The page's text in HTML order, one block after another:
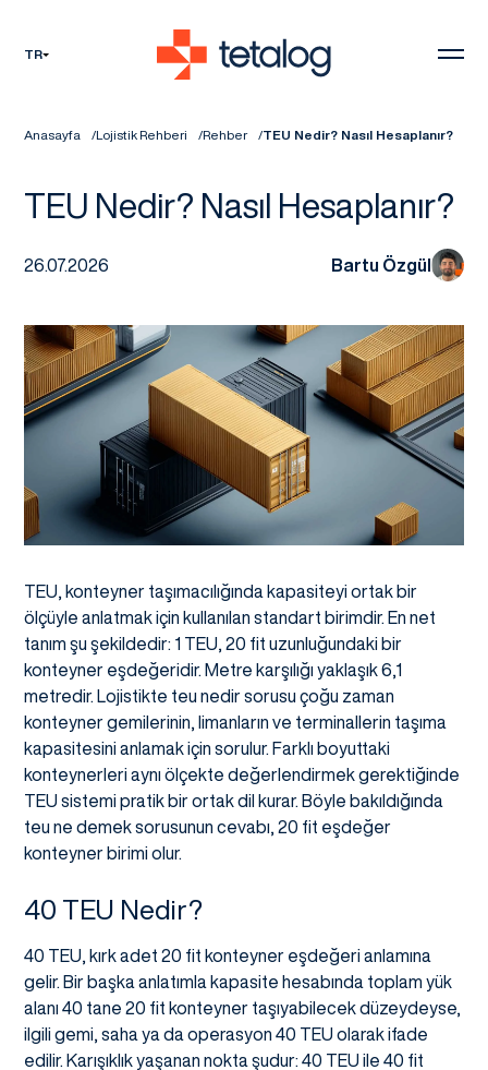
TR
Anasayfa Lojistik Rehberi Rehber TEU Nedir? Nasıl Hesaplanır?
TEU Nedir? Nasıl Hesaplanır?
26.07.2026 Bartu Özgül
TEU, konteyner taşımacılığında kapasiteyi ortak bir
ölçüyle anlatmak için kullanılan standart birimdir. En net
tanım şu şekildedir: 1 TEU, 20 fit uzunluğundaki bir
konteyner eşdeğeridir. Metre karşılığı yaklaşık 6,1
metredir. Lojistikte teu nedir sorusu çoğu zaman
konteyner gemilerinin, limanların ve terminallerin taşıma
kapasitesini anlamak için sorulur. Farklı boyuttaki
konteynerleri aynı ölçekte değerlendirmek gerektiğinde
TEU sistemi pratik bir ortak dil kurar. Böyle bakıldığında
teu ne demek sorusunun cevabı, 20 fit eşdeğer
konteyner birimi olur.
40 TEU Nedir?
40 TEU, kırk adet 20 fit konteyner eşdeğeri anlamına
gelir. Bir başka anlatımla kapasite hesabında toplam yük
alanı 40 tane 20 fit konteyner taşıyabilecek düzeydeyse,
ilgili gemi, saha ya da operasyon 40 TEU olarak ifade
edilir. Karışıklık yaşanan nokta şudur: 40 TEU ile 40 fit